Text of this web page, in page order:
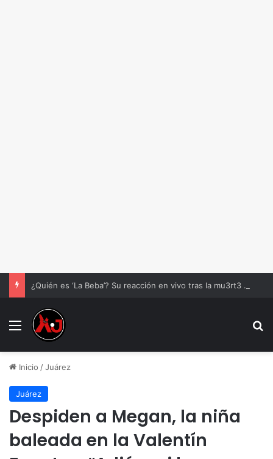
¿Quién es ‘La Beba’? Su reacción en vivo tras la mu3rt3 de César Gastélum se viraliza
Menu
Inicio /Juárez
Juárez
Despiden a Megan, la niña
baleada en la Valentín